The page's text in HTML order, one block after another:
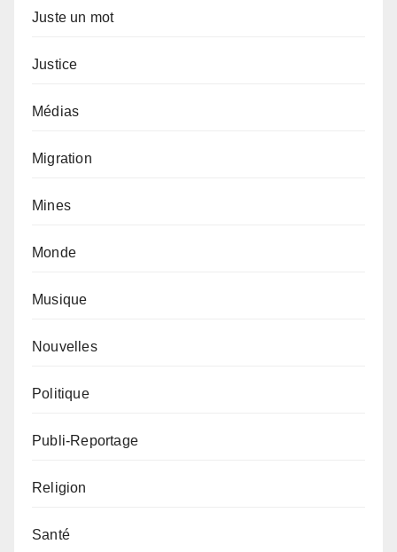
Juste un mot
Justice
Médias
Migration
Mines
Monde
Musique
Nouvelles
Politique
Publi-Reportage
Religion
Santé